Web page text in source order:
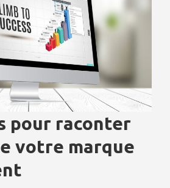
pour raconter
votre marque